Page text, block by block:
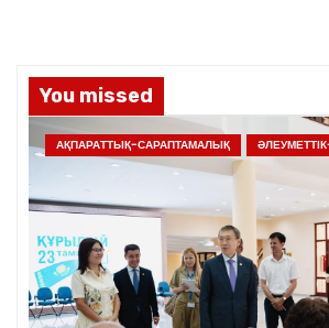
You missed
АҚПАРАТТЫҚ-САРАПТАМАЛЫҚ